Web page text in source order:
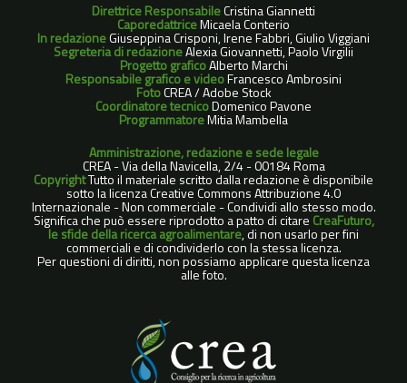
Direttrice ResponsabileCristina Giannetti
CaporedattriceMicaela Conterio
In redazioneGiuseppina Crisponi, Irene Fabbri, Giulio Viggiani
Segreteria di redazioneAlexia Giovannetti, Paolo Virgilii
Progetto graficoAlberto Marchi
Responsabile grafico e videoFrancesco Ambrosini
FotoCREA / Adobe Stock
Coordinatore tecnicoDomenico Pavone
ProgrammatoreMitia Mambella
Amministrazione, redazione e sede legale
CREA - Via della Navicella, 2/4 - 00184 Roma
CopyrightTutto il materiale scritto dalla redazione è disponibile
sotto la licenza Creative Commons Attribuzione 4.0
Internazionale - Non commerciale - Condividi allo stesso modo.
Significa che può essere riprodotto a patto di citare CreaFuturo,
le sfide della ricerca agroalimentare, di non usarlo per fini
commerciali e di condividerlo con la stessa licenza.
Per questioni di diritti, non possiamo applicare questa licenza
alle foto.